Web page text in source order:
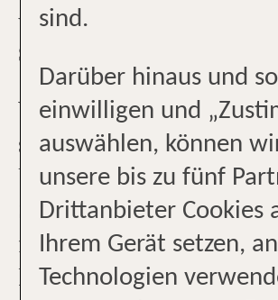
WILLKOMMEN BEI
SCHÜTTE IN
Wir kümmern uns um
schönste Zeit im Jahr,
Urlaub! Mit unserer
Service- und
finden wir für Sie die
Reise und unterstützen
sind.
Darüber hinaus und
einwilligen und
auswählen, können
unsere bis zu fünf
Drittanbieter Cookies
Ihrem Gerät setzen,
Technologien